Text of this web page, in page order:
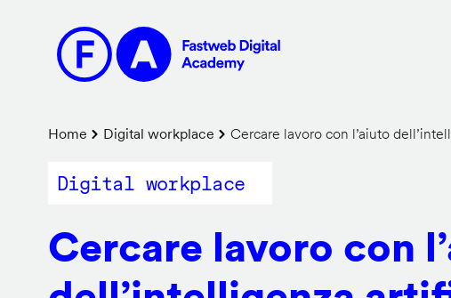
contenuto
principale
Briciole
di
Home Digital workplace Cercare lavoro con l’aiuto
Digital workplace
Cercare lavoro con